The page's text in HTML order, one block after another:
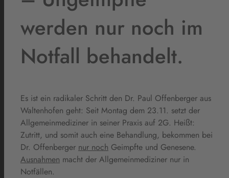
werden nur noch im
Notfall behandelt.
Es ist ein radikaler Schritt den Dr. Paul Offenberger aus
Waltenhofen geht: Seit Montag dem 23.11. setzt der
Allgemeinmediziner in seiner Praxis auf 2G. Heißt:
Zutritt, und somit auch eine Behandlung, bekommen bei
Dr. Offenberger nur noch Geimpfte und Genesene.
Ausnahmen macht der Allgemeinmediziner nur in
Notfällen.